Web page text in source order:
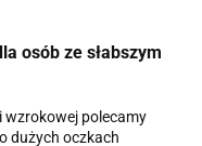
osób ze słabszym
wzrokowej polecamy
dużych oczkach